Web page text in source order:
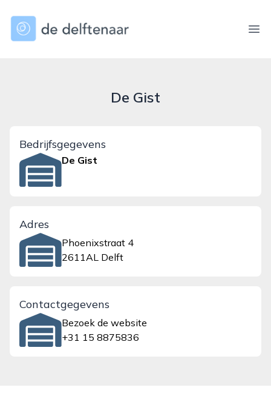
dedelftenaar.nl
De Gist
Bedrijfsgegevens
De Gist
Adres
Phoenixstraat 4
2611AL Delft
Contactgegevens
Bezoek de website
+31 15 8875836